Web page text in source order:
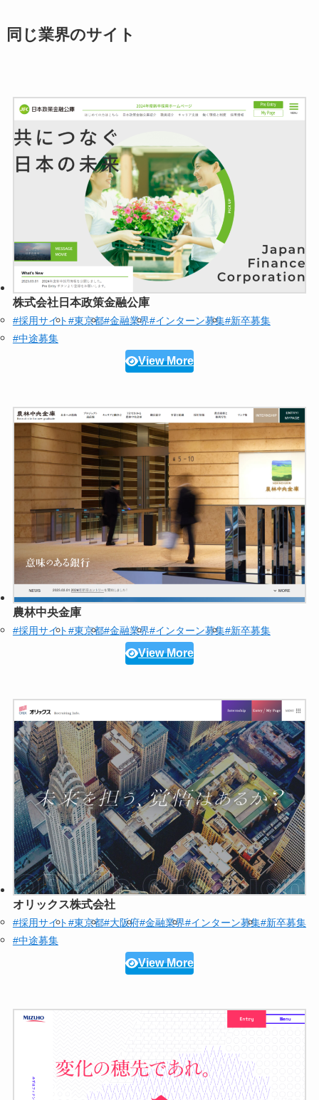
同じ業界のサイト
株式会社日本政策金融公庫
#採用サイト#東京都#金融業界#インターン募集#新卒募集
#中途募集
View More
農林中央金庫
#採用サイト#東京都#金融業界#インターン募集#新卒募集
View More
オリックス株式会社
#採用サイト#東京都#大阪府#金融業界#インターン募集#新卒募集
#中途募集
View More